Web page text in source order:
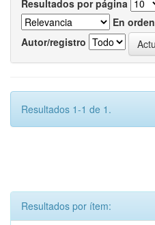
Resultados por página
En orden
Autor/registro
Resultados 1-1 de 1.
Resultados por ítem: